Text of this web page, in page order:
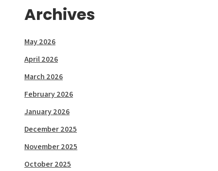
Archives
May 2026
April 2026
March 2026
February 2026
January 2026
December 2025
November 2025
October 2025